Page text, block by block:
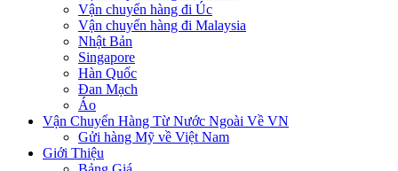
Vận chuyển hàng đi Úc
Vận chuyển hàng đi Malaysia
Nhật Bản
Singapore
Hàn Quốc
Đan Mạch
Áo
Vận Chuyển Hàng Từ Nước Ngoài Về VN
Gửi hàng Mỹ về Việt Nam
Giới Thiệu